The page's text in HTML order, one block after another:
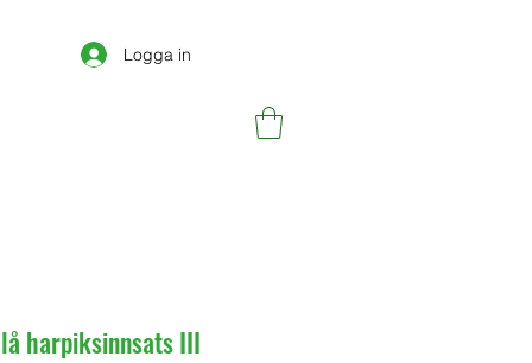
Logga in
harpiksinnsats III